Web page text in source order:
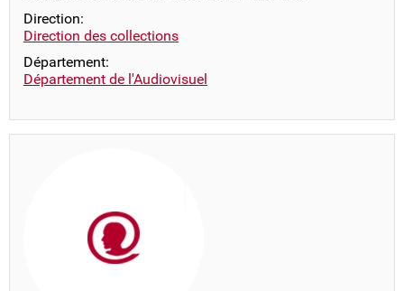
Direction:
Direction des collections
Département:
Département de l'Audiovisuel